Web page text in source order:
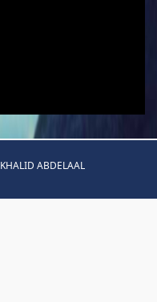
KHALID ABDELAAL